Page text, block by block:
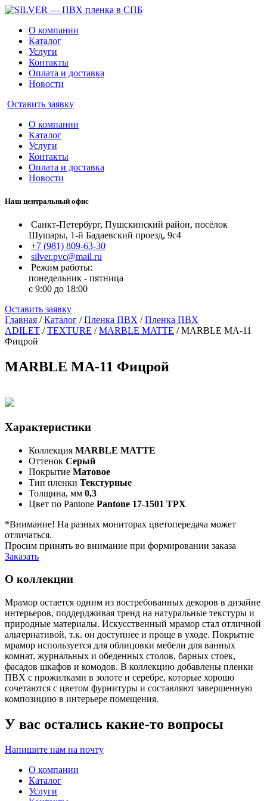
О компании
Каталог
Услуги
Контакты
Оплата и доставка
Новости
Оставить заявку
О компании
Каталог
Услуги
Контакты
Оплата и доставка
Новости
Наш центральный офис
Санкт-Петербург, Пушскинский район, посёлок
Шушары, 1-й Бадаевский проезд, 9с4
+7 (981) 809-63-30
silver.pvc@mail.ru
Режим работы:
понедельник - пятница
с 9:00 до 18:00
Оставить заявку
Главная /Каталог /Пленка ПВХ /Пленка ПВХ
ADILET /TEXTURE /MARBLE MATTE /MARBLE MA-11
Фицрой
MARBLE MA-11 Фицрой
Характеристики
Коллекция MARBLE MATTE
Оттенок Серый
Покрытие Матовое
Тип пленки Текстурные
Толщина, мм 0,3
Цвет по Pantone Pantone 17-1501 TPX
*Внимание! На разных мониторах цветопередача может
отличаться.
Просим принять во внимание при формировании заказа
Заказать
О коллекции
Мрамор остается одним из востребованных декоров в дизайне
интерьеров, поддердживая тренд на натуральные текстуры и
природные материалы. Искусственный мрамор стал отличной
альтернативой, т.к. он доступнее и проще в уходе. Покрытие
мрамор используется для облицовки мебели для ванных
комнат, журнальных и обеденных столов, барных стоек,
фасадов шкафов и комодов. В коллекцию добавлены пленки
ПВХ с прожилками в золоте и серебре, которые хорошо
сочетаются с цветом фурнитуры и составляют завершенную
композицию в интерьере помещения.
У вас остались какие-то вопросы
Напишите нам на почту
О компании
Каталог
Услуги